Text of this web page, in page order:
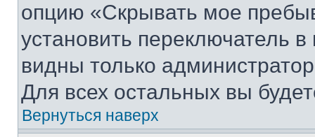
опцию «Скрывать мое
установить переключатель
видны только
Для всех остальных вы
Вернуться наверх